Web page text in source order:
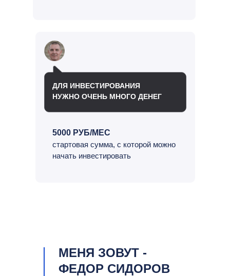
ДЛЯ ИНВЕСТИРОВАНИЯ
НУЖНО ОЧЕНЬ МНОГО ДЕНЕГ
5000 РУБ/МЕС
стартовая сумма, с которой можно
начать инвестировать
МЕНЯ ЗОВУТ -
ФЕДОР СИДОРОВ